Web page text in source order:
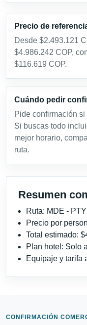
Precio de
Desde $2.493.121
$4.986.242 COP,
$116.619 COP.
Cuándo pedir
Pide confirmación
Si buscas todo
mejor horario,
ruta.
Resumen
Ruta: MDE - PTY
Precio por
Total estimado:
Plan hotel: Solo
Equipaje y tarifa
CONFIRMACIÓN